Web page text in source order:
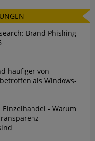
Brand Phishing
häufiger von
als Windows-
Einzelhandel - Warum